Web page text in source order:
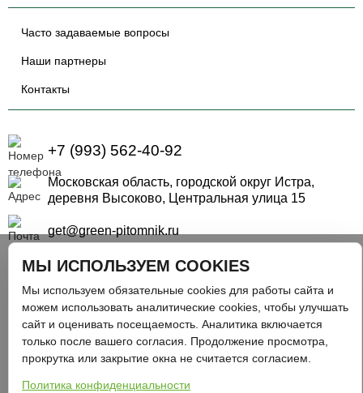
Часто задаваемые вопросы
Наши партнеры
Контакты
+7 (993) 562-40-92
Московская область, городской округ Истра,
деревня Высоково, Центральная улица 15
get@green-pitomnik.ru
2015 - 2026 © Грин Питомник - Все права защищены
ИП Крылова Елена Александровна
ИНН: 670801484347
МЫ ИСПОЛЬЗУЕМ COOKIES
Мы используем обязательные cookies для работы сайта и
можем использовать аналитические cookies, чтобы улучшать
сайт и оценивать посещаемость. Аналитика включается
только после вашего согласия. Продолжение просмотра,
прокрутка или закрытие окна не считается согласием.
Политика конфиденциальности